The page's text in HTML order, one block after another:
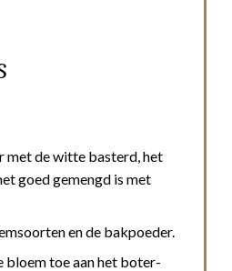
met de witte basterd, het
goed gemengd is met
en de bakpoeder.
bloem toe aan het boter-